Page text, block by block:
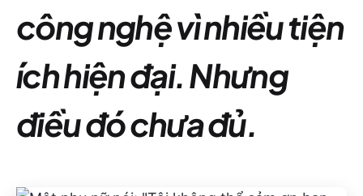
công nghệ vì nhiều tiện
ích hiện đại. Nhưng
điều đó chưa đủ.